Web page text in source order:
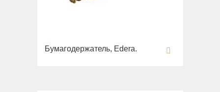
Бумагодержатель, Edera.